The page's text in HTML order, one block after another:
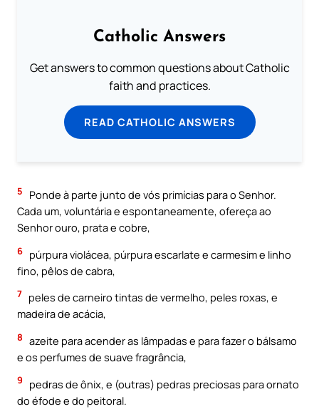
Catholic Answers
Get answers to common questions about Catholic
faith and practices.
READ CATHOLIC ANSWERS
5
Ponde à parte junto de vós primícias para o Senhor.
Cada um, voluntária e espontaneamente, ofereça ao
Senhor ouro, prata e cobre,
6 púrpura violácea, púrpura escarlate e carmesim e linho
fino, pêlos de cabra,
7 peles de carneiro tintas de vermelho, peles roxas, e
madeira de acácia,
8 azeite para acender as lâmpadas e para fazer o bálsamo
e os perfumes de suave fragrância,
9
pedras de ônix, e (outras) pedras preciosas para ornato
do éfode e do peitoral.